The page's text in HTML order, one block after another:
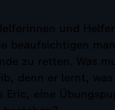
und
beaufsichtigen
zu retten. Was
denn er lernt,
eine